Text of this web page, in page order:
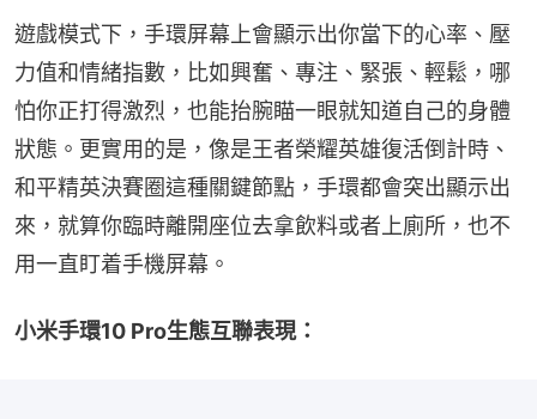
遊戲模式下，手環屏幕上會顯示出你當下的心率、壓
力值和情緒指數，比如興奮、專注、緊張、輕鬆，哪
怕你正打得激烈，也能抬腕瞄一眼就知道自己的身體
狀態。更實用的是，像是王者榮耀英雄復活倒計時、
和平精英決賽圈這種關鍵節點，手環都會突出顯示出
來，就算你臨時離開座位去拿飲料或者上廁所，也不
用一直盯着手機屏幕。
小米手環10 Pro生態互聯表現：